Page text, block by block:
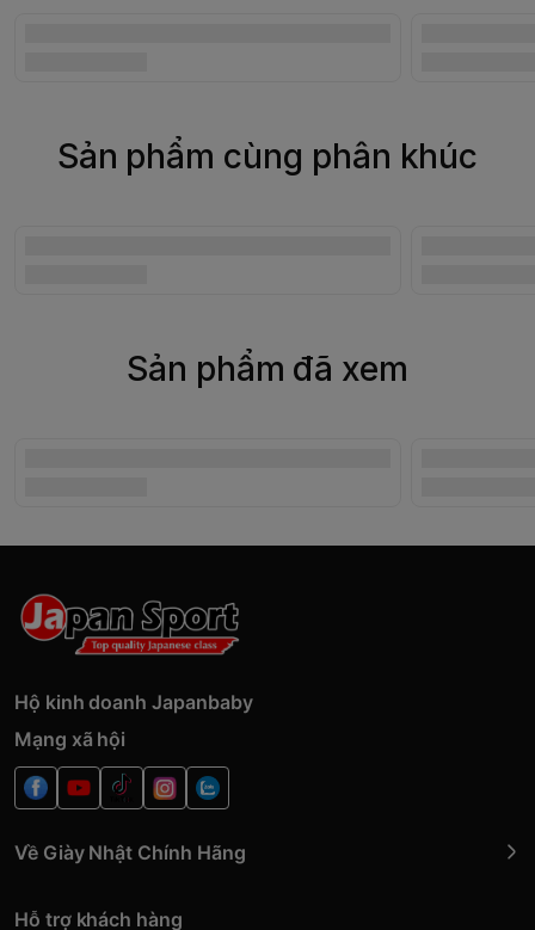
Sản phẩm cùng phân khúc
Sản phẩm đã xem
Hộ kinh doanh Japanbaby
Mạng xã hội
Về Giày Nhật Chính Hãng
Hỗ trợ khách hàng